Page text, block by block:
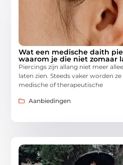
Wat een medische daith
waarom je die niet zomaar
Piercings zijn allang niet meer
laten zien. Steeds vaker worden
medische of therapeutische
Aanbiedingen